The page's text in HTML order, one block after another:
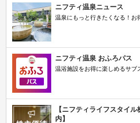
ニフティ温泉ニュース
温泉にもっと行きたくなる！お
ニフティ温泉 おふろパス
温浴施設をお得に楽しめるサブ
【ニフティライフスタイ
内】